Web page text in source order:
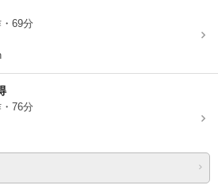
69分
76分